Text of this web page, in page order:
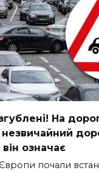
На
нeзвичайний
означає
почали